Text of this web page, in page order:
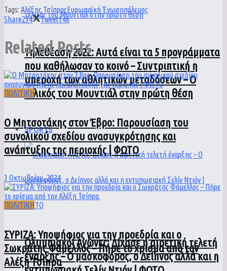
Τηλεθέαση 2022: Αυτά είναι τα 5 προγράμματα
που καθήλωσαν το κοινό – Συντριπτική η
υπεροχή των αθλητικών μεταδόσεων – Ο
τελικός του Μουντιάλ στην πρώτη θέση
SPORTS
Ολυμπιακοί Αγώνες: Δίχασε η αιρετική τελετή
έναρξης – Ο μασκοφόρος, ο Δείπνος αλλά και η
Tags: Αλέξης ΤσίπραςΕυρωπαϊκή Ένωσηπόλεμος
Share234 Tweet146
RelatedPosts
ΠΟΛΙΤΙΚΗ
Ο Μητσοτάκης στον Έβρο: Παρουσίαση του
συνολικού σχεδίου ανασυγκρότησης και
ανάπτυξης της περιοχής | ΦΩΤΟ
3 Οκτωβρίου, 2024
ΠΟΛΙΤΙΚΗ
ΣΥΡΙΖΑ: Υποψήφιος για την προεδρία και ο
Σωκράτης Φάμελλος – Πήρε το χρίσμα από τον
Αλέξη Τσίπρα